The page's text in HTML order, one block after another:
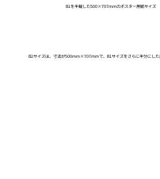
B1を半裁した500×707mmのポスター用紙サイズ
B2サイズは、寸法が500mm×707mmで、B1サイズをさらに半分にした